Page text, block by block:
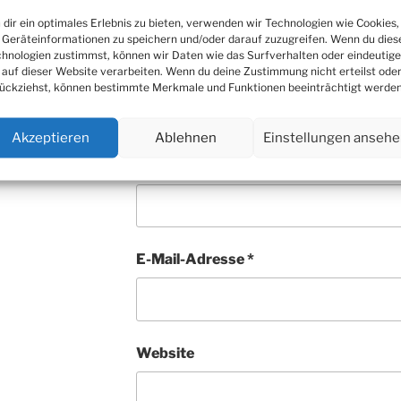
dir ein optimales Erlebnis zu bieten, verwenden wir Technologien wie Cookies,
zu speichern und/oder darauf zuzugreifen. Wenn du
zustimmst, können wir Daten wie das Surfverhalten oder eindeutige
auf dieser Website verarbeiten. Wenn du deine Zustimmung nicht erteilst oder
können bestimmte Merkmale und Funktionen beeinträchtigt
Akzeptieren Ablehnen Einstellungen
E-Mail-Adresse*
Website